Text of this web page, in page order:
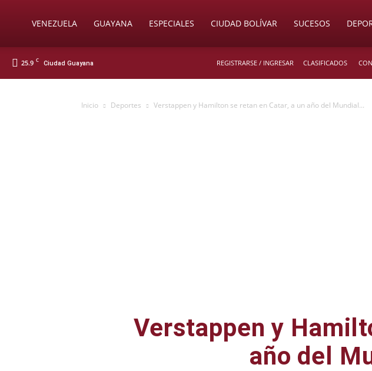
SoyVENEZUELA GUAYANA ESPECIALES CIUDAD BOLÍVAR SUCESOS
25.9 C Ciudad Guayana REGISTRARSE / INGRESAR CLASIFICADOS
Inicio Deportes Verstappen y Hamilton se retan en Catar, a un año del Mundial...
Verstappen y
año del